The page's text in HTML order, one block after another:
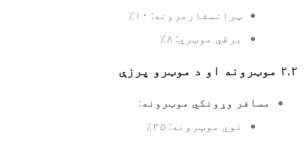
ټرانسفارمرونه: ۱۰٪
برقي موټرې: ۸٪
۲.۲ موټرونه او د موټرو پرزې
مسافر وړونکي موټرونه:
نوي موټرونه: ۳۵٪